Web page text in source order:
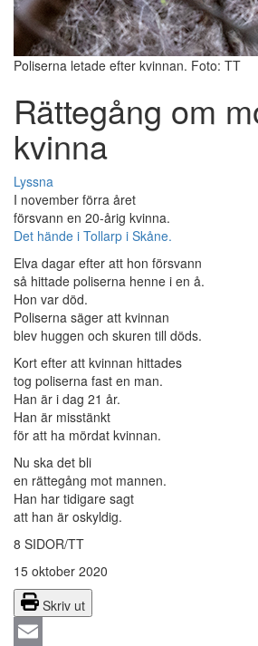
Poliserna letade efter kvinnan. Foto: TT
Rättegång om
kvinna
Lyssna
I november förra året
försvann en 20-årig kvinna.
Det hände i Tollarp i Skåne.
Elva dagar efter att hon försvann
så hittade poliserna henne i en å.
Hon var död.
Poliserna säger att kvinnan
blev huggen och skuren till döds.
Kort efter att kvinnan hittades
tog poliserna fast en man.
Han är i dag 21 år.
Han är misstänkt
för att ha mördat kvinnan.
Nu ska det bli
en rättegång mot mannen.
Han har tidigare sagt
att han är oskyldig.
8 SIDOR/TT
15 oktober 2020
Skriv ut